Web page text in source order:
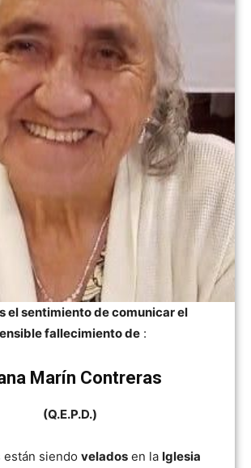
el sentimiento de comunicar el
fallecimiento de :
Marín Contreras
(Q.E.P.D.)
están siendo veladosen la Iglesia